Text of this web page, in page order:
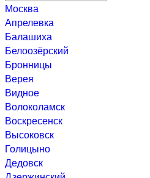
Москва
Апрелевка
Балашиха
Белоозёрский
Бронницы
Верея
Видное
Волоколамск
Воскресенск
Высоковск
Голицыно
Дедовск